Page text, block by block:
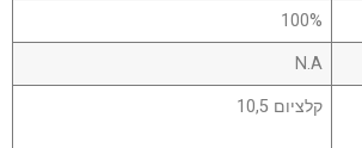
100%
N.A
קלציום 10,5